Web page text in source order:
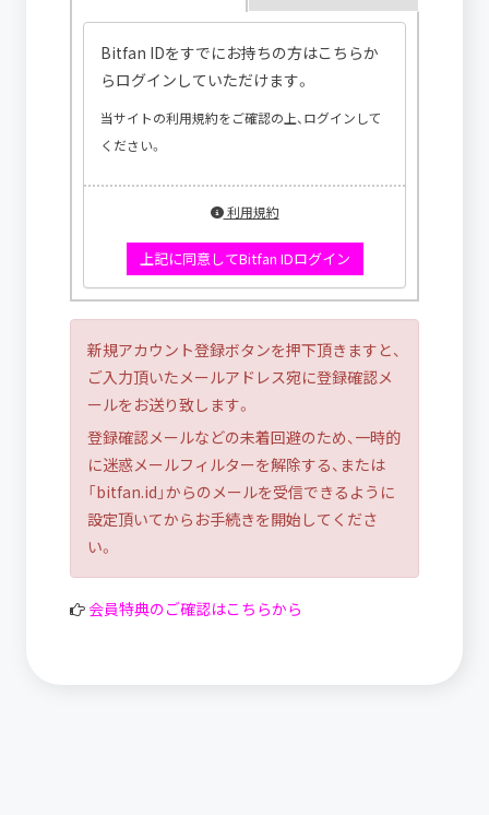
Bitfan IDをすでにお持ちの方はこちらか
らログインしていただけます。
当サイトの利用規約をご確認の上、ログインして
ください。
利用規約
上記に同意してBitfan IDログイン
新規アカウント登録ボタンを押下頂きますと、
ご入力頂いたメールアドレス宛に登録確認メ
ールをお送り致します。
登録確認メールなどの未着回避のため、一時的
に迷惑メールフィルターを解除する、または
「bitfan.id」からのメールを受信できるように
設定頂いてからお手続きを開始してくださ
い。
会員特典のご確認はこちらから